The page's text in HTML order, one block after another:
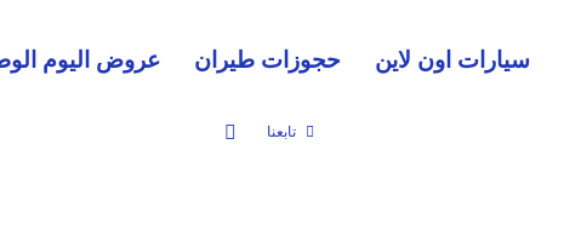
سيارات اون لاين حجوزات طيران عروض اليوم
تابعنا